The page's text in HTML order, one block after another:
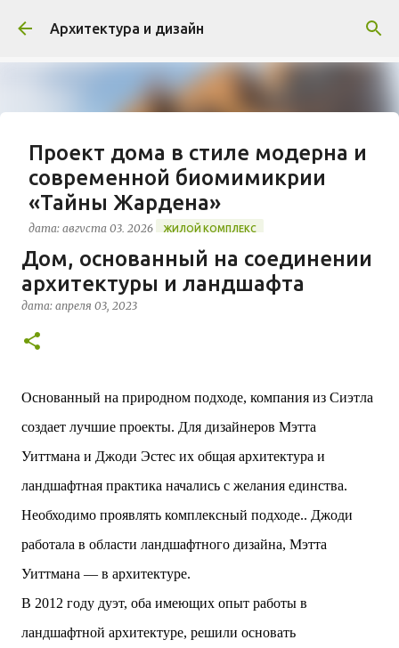
К основному контенту
Архитектура и дизайн
Проект дома в стиле модерна и
современной биомимикрии
«Тайны Жардена»
дата: августа 03, 2026 ЖИЛОЙ КОМПЛЕКС
В марте 2026 года в Монпелье завершилось
строительство знакового жилого комплекса
«Jardins Secrets» от бюро Vincent Callebaut
территории бывшей пехотной школы (EAI) в
исторический контекст. Комплекс состоит из
— социального назначения, общая площадь 5 364
м²) и «Opale & Sens» (38 квартир, включая 11
113 жилых единиц спроектированы с учетом
строгих норм пожарной безопасности,
инклюзивности. Успех проекта был подтвержден
победой в городском конкурсе 2021 года и
пирамида глобального качества» от Федерации
застройщиков Окситании в 2024 году. Концепция
Дом, основанный на соединении
архитектуры и ландшафта
дата: апреля 03, 2023
Основанный на природном подходе, компания из Сиэтла
создает лучшие проекты. Для дизайнеров Мэтта
Уиттмана и Джоди Эстес их общая архитектура и
ландшафтная практика начались с желания единства.
Необходимо проявлять комплексный подходе.. Джоди
работала в области ландшафтного дизайна, Мэтта
Уиттмана — в архитектуре.
В 2012 году дуэт, оба имеющих опыт работы в
ландшафтной архитектуре, решили основать